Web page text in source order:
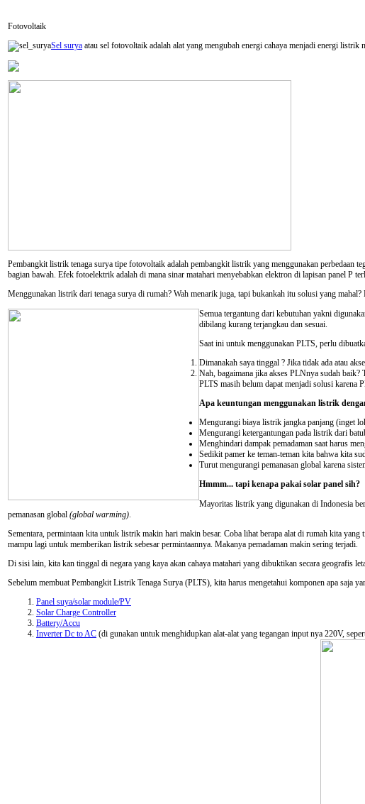
Fotovoltaik
Sel surya atau sel fotovoltaik adalah alat yang mengubah energi cahaya menjadi energi
Pembangkit listrik tenaga surya tipe fotovoltaik adalah pembangkit listrik yang menggunakan perbedaan
bagian bawah. Efek fotoelektrik adalah di mana sinar matahari menyebabkan elektron di lapisan panel P
Menggunakan listrik dari tenaga surya di rumah? Wah menarik juga, tapi bukankah itu solusi yang
Semua tergantung dari kebutuhan yakni
dibilang kurang terjangkau dan sesuai.
Saat ini untuk menggunakan PLTS, perlu
Dimanakah saya tinggal ? Jika tidak ada atau
Nah, bagaimana jika akses PLNnya sudah
PLTS masih belum dapat menjadi solusi karena
Apa keuntungan menggunakan listrik
Mengurangi biaya listrik jangka panjang (inget
Mengurangi ketergantungan pada listrik dari
Menghindari dampak pemadaman saat harus
Sedikit pamer ke teman-teman kita bahwa kita
Turut mengurangi pemanasan global karena
Hmmm... tapi kenapa pakai solar panel sih?
Mayoritas listrik yang digunakan di Indonesia
pemanasan global (global warming)
Sementara, permintaan kita untuk listrik makin hari makin besar. Coba lihat berapa alat di rumah kita
mampu lagi untuk memberikan listrik sebesar permintaannya. Makanya pemadaman makin sering terjadi.
Di sisi lain, kita kan tinggal di negara yang kaya akan cahaya matahari yang dibuktikan secara geografis
Sebelum membuat Pembangkit Listrik Tenaga Surya (PLTS), kita harus mengetahui komponen apa saja
Panel suya/solar module/PV
Solar Charge Controller
Battery/Accu
Inverter Dc to AC (di gunakan untuk menghidupkan alat-alat yang tegangan input nya 220V,